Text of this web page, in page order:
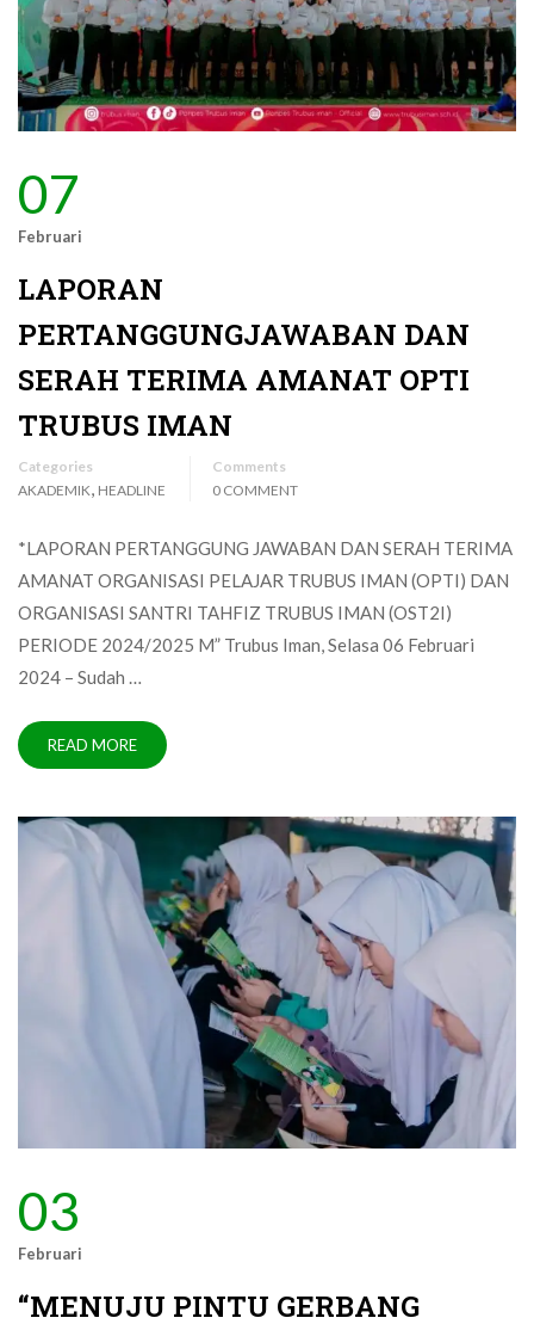
07
Februari
LAPORAN
PERTANGGUNGJAWABAN DAN
SERAH TERIMA AMANAT OPTI
TRUBUS IMAN
Categories
AKADEMIK HEADLINE
Comments
0 COMMENT
*LAPORAN PERTANGGUNG JAWABAN DAN SERAH TERIMA
AMANAT ORGANISASI PELAJAR TRUBUS IMAN (OPTI) DAN
ORGANISASI SANTRI TAHFIZ TRUBUS IMAN (OST2I)
PERIODE 2024/2025 M” Trubus Iman, Selasa 06 Februari
2024 – Sudah …
READ MORE
03
Februari
“MENUJU PINTU GERBANG